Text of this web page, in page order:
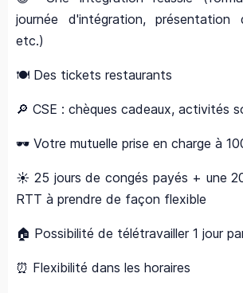
journée d'intégration, présentation
etc.)
🍽️ Des tickets restaurants
🔎 CSE : chèques cadeaux, activités
🕶 Votre mutuelle prise en charge à
☀️ 25 jours de congés payés + une
RTT à prendre de façon flexible
🏠 Possibilité de télétravailler 1 jour
⏰ Flexibilité dans les horaires